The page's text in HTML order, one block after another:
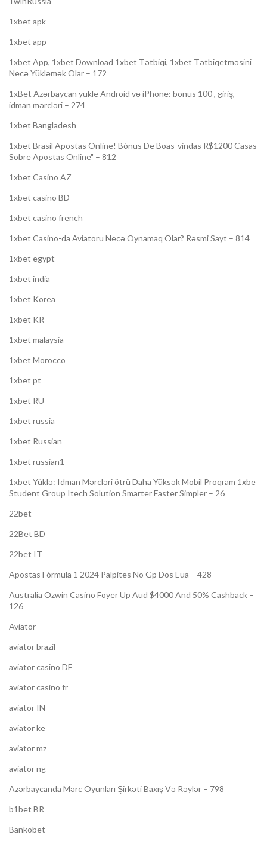
1xbet apk
1xbet app
1xbet App, 1xbet Download 1xbet Tətbiqi, 1xbet Tətbiqetməsini
Necə Yükləmək Olar – 172
1xBet Azərbaycan yükle Android və iPhone: bonus 100 , giriş,
idman mərcləri – 274
1xbet Bangladesh
1xbet Brasil Apostas Online! Bónus De Boas-vindas R$1200 Casas
Sobre Apostas Online" – 812
1xbet Casino AZ
1xbet casino BD
1xbet casino french
1xbet Casino-da Aviatoru Necə Oynamaq Olar? Rəsmi Sayt – 814
1xbet egypt
1xbet india
1xbet Korea
1xbet KR
1xbet malaysia
1xbet Morocco
1xbet pt
1xbet RU
1xbet russia
1xbet Russian
1xbet russian1
1xbet Yüklə: Idman Mərcləri ötrü Daha Yüksək Mobil Proqram 1xbe
Student Group Itech Solution Smarter Faster Simpler – 26
22bet
22Bet BD
22bet IT
Apostas Fórmula 1 2024 Palpites No Gp Dos Eua – 428
Australia Ozwin Casino Foyer Up Aud $4000 And 50% Cashback –
126
Aviator
aviator brazil
aviator casino DE
aviator casino fr
aviator IN
aviator ke
aviator mz
aviator ng
Azərbaycanda Mərc Oyunları Şirkəti Baxış Və Rəylər – 798
b1bet BR
Bankobet